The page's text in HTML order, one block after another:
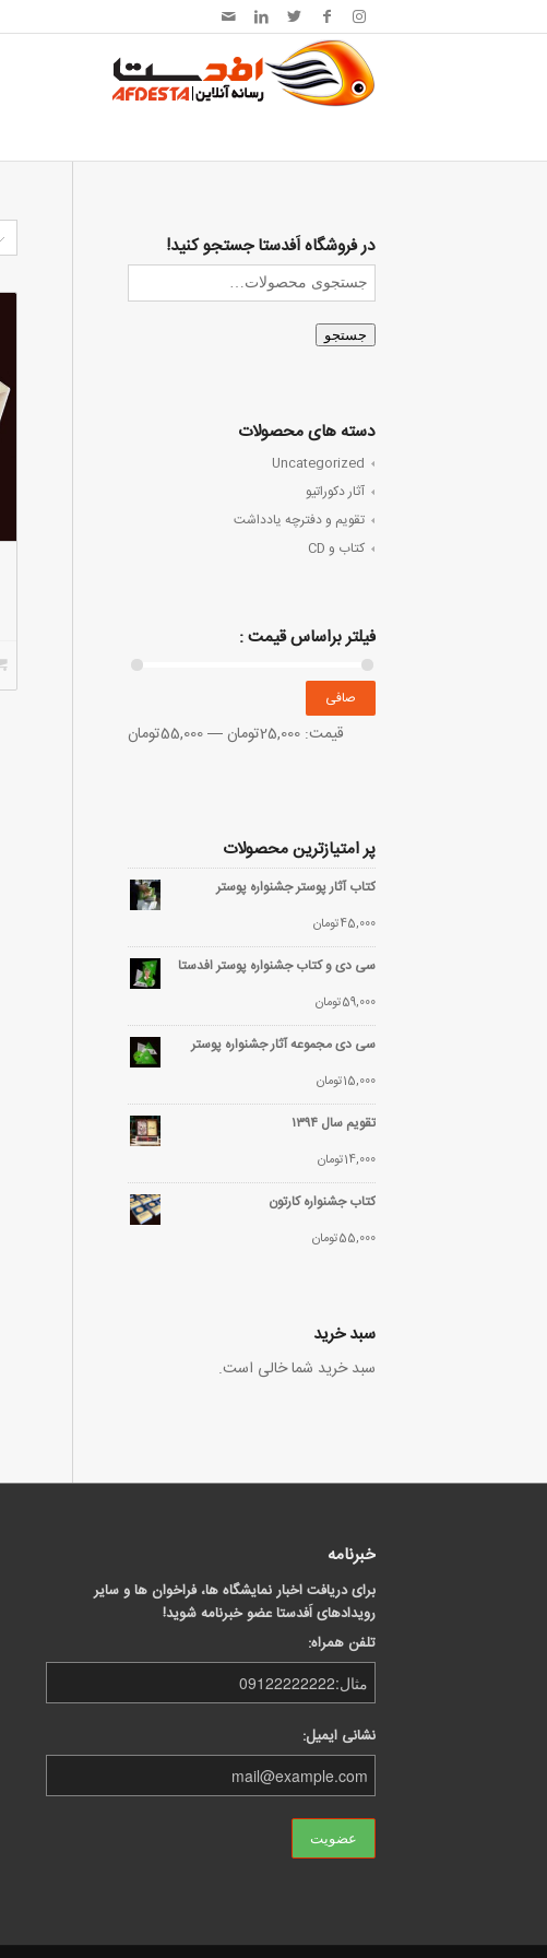
در فروشگاه اَفدستا جستجو کنید!
جستجو
دسته های محصولات
Uncategorized
آثار دکوراتیو
تقویم و دفترچه یادداشت
کتاب و CD
فیلتر براساس قیمت :
صافی
قيمت:25,000تومان —55,000تومان
پر امتیازترین محصولات
کتاب آثار پوستر جشنواره پوستر
45,000تومان
سی دی و کتاب جشنواره پوستر افدستا
59,000تومان
سی دی مجموعه آثار جشنواره پوستر
15,000تومان
تقویم سال ۱۳۹۴
14,000تومان
کتاب جشنواره کارتون
55,000تومان
سبد خرید
سبد خرید شما خالی است.
خبرنامه
برای دریافت اخبار نمایشگاه ها، فراخوان ها و سایر
رویدادهای اَفدستا عضو خبرنامه شوید!
تلفن همراه:
نشانی ایمیل: